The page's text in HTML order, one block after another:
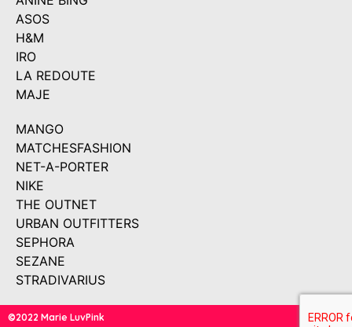
ASOS
H&M
IRO
LA REDOUTE
MAJE
MANGO
MATCHESFASHION
NET-A-PORTER
NIKE
THE OUTNET
URBAN OUTFITTERS
SEPHORA
SEZANE
STRADIVARIUS
©2022 Marie LuvPink